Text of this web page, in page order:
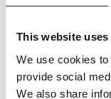
This website
We use cookies
provide social
We also share
BADEROM
Første
toalett,
Andre